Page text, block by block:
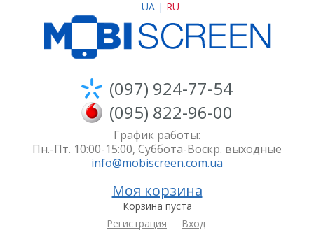
UA | RU
(097) 924-77-54
(095) 822-96-00
График работы:
Пн.-Пт. 10:00-15:00, Суббота-Воскр. выходные
info@mobiscreen.com.ua
Моя корзина
Корзина пуста
Регистрация
Вход